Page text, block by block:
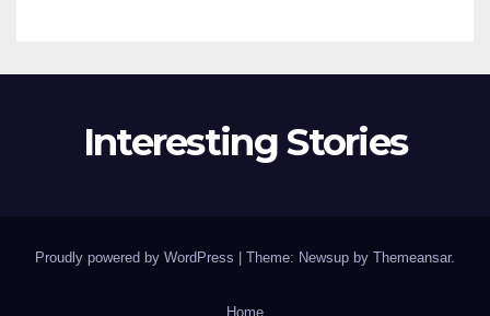
Interesting Stories
Proudly powered by WordPress Theme: Newsup by Themeansar.
Home